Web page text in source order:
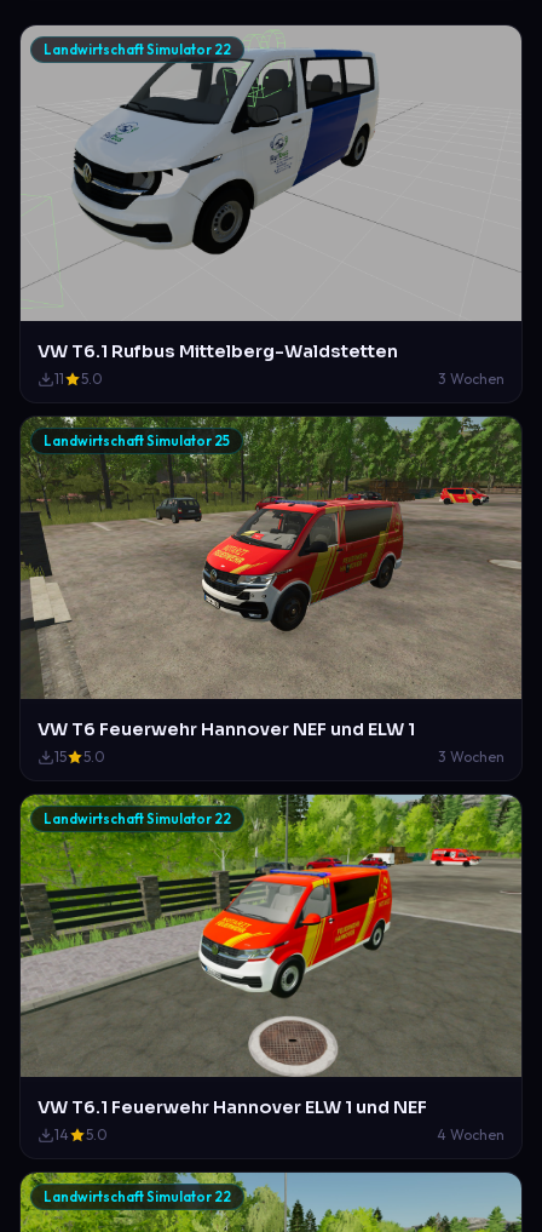
Landwirtschaft Simulator 22
VW T6.1 Rufbus Mittelberg-Waldstetten
11 5.0 3 Wochen
Landwirtschaft Simulator 25
VW T6 Feuerwehr Hannover NEF und ELW 1
15 5.0 3 Wochen
Landwirtschaft Simulator 22
VW T6.1 Feuerwehr Hannover ELW 1 und NEF
14 5.0 4 Wochen
Landwirtschaft Simulator 22